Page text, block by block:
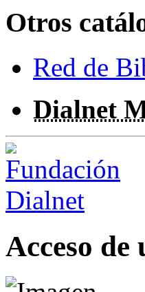
Otros
Red de
Dialnet
Acceso de